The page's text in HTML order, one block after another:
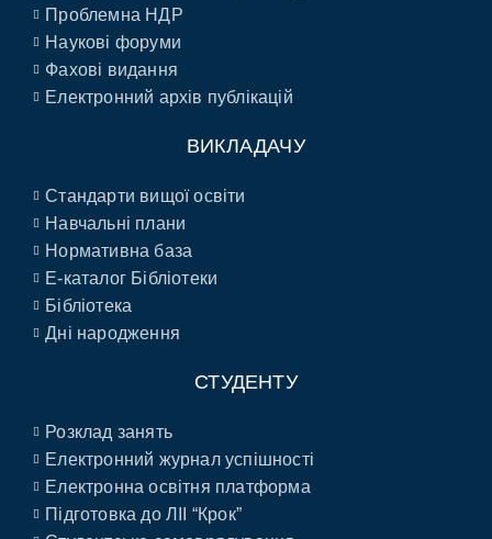
Проблемна НДР
Наукові форуми
Фахові видання
Електронний архів публікацій
ВИКЛАДАЧУ
Стандарти вищої освіти
Навчальні плани
Нормативна база
E-каталог Бібліотеки
Бібліотека
Дні народження
СТУДЕНТУ
Розклад занять
Електронний журнал успішності
Електронна освітня платформа
Підготовка до ЛІІ “Крок”